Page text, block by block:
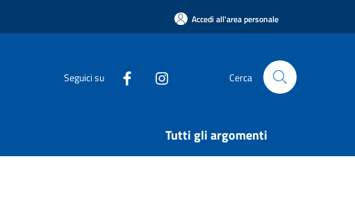
Accedi all'area personale
Seguici su Cerca
Tutti gli argomenti